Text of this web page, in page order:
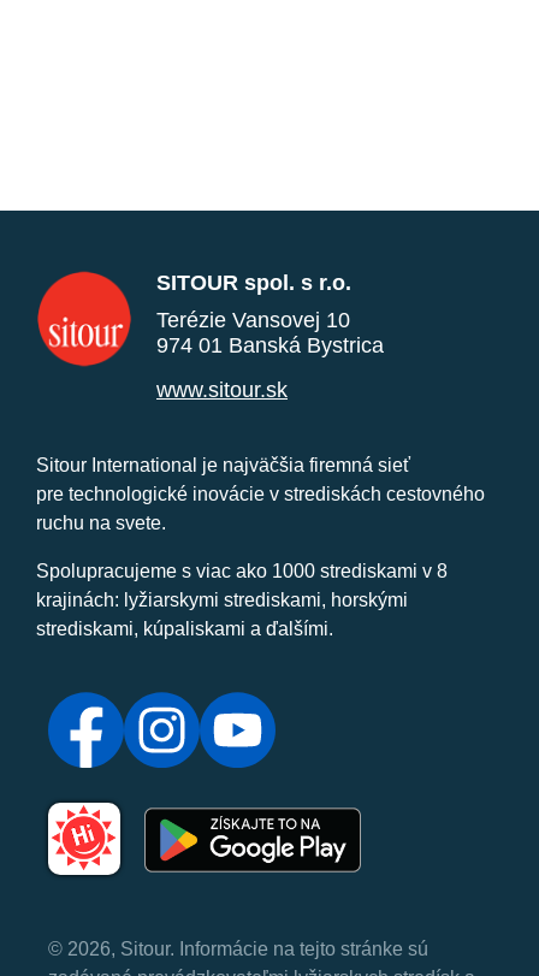
SITOUR spol. s r.o.
Terézie Vansovej 10
974 01 Banská Bystrica
www.sitour.sk
Sitour International je najväčšia firemná sieť
pre technologické inovácie v strediskách cestovného
ruchu na svete.
Spolupracujeme s viac ako 1000 strediskami v 8
krajinách: lyžiarskymi strediskami, horskými
strediskami, kúpaliskami a ďalšími.
© 2026, Sitour. Informácie na tejto stránke sú